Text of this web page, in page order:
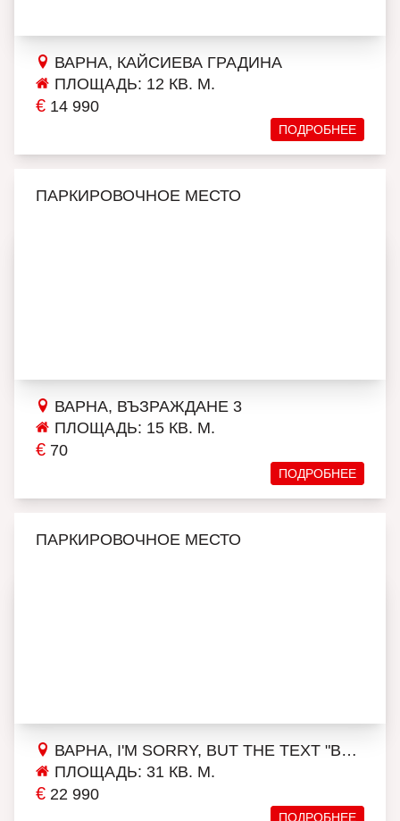
ВАРНА, КАЙСИЕВА ГРАДИНА
ПЛОЩАДЬ: 12 КВ. М.
€ 14 990
ПОДРОБНЕЕ
ПАРКИРОВОЧНОЕ МЕСТО
ВАРНА, ВЪЗРАЖДАНЕ 3
ПЛОЩАДЬ: 15 КВ. М.
€ 70
ПОДРОБНЕЕ
ПАРКИРОВОЧНОЕ МЕСТО
ВАРНА, I'M SORRY, BUT THE TEXT "ВЛАДИСЛАВ ВАРНЕНЧИК 2" DOESN'T PROVIDE ENOUGH CONTEXT FOR AN ACCURATE TRANSLATION. COULD YOU PLEASE PROVIDE MORE INFORMATION OR CONTEXT SO THAT I CAN ASSIST YOU BETTER?
ПЛОЩАДЬ: 31 КВ. М.
€ 22 990
ПОДРОБНЕЕ